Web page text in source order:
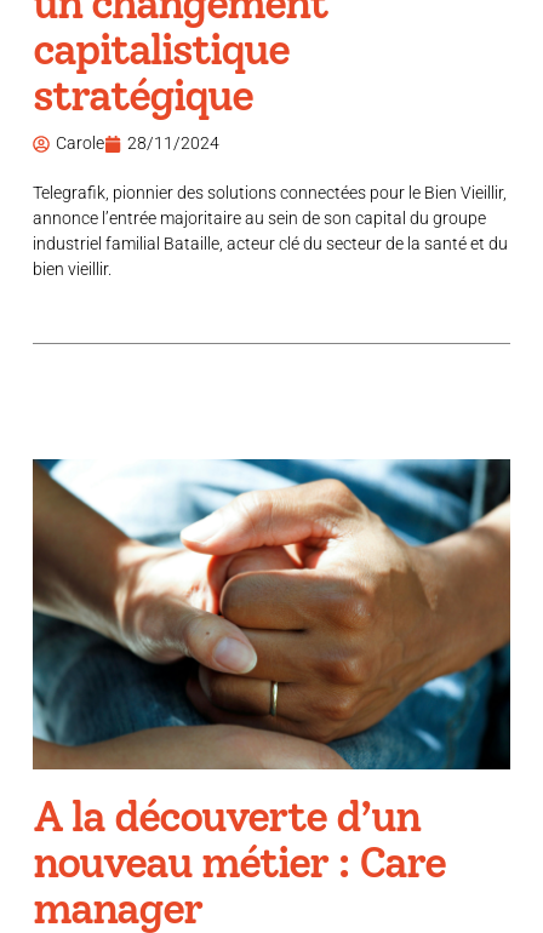
capitalistique
stratégique
Carole 28/11/2024
Telegrafik, pionnier des solutions connectées pour le Bien Vieillir,
annonce l’entrée majoritaire au sein de son capital du groupe
industriel familial Bataille, acteur clé du secteur de la santé et du
bien vieillir.
A la découverte d’un
nouveau métier : Care
manager